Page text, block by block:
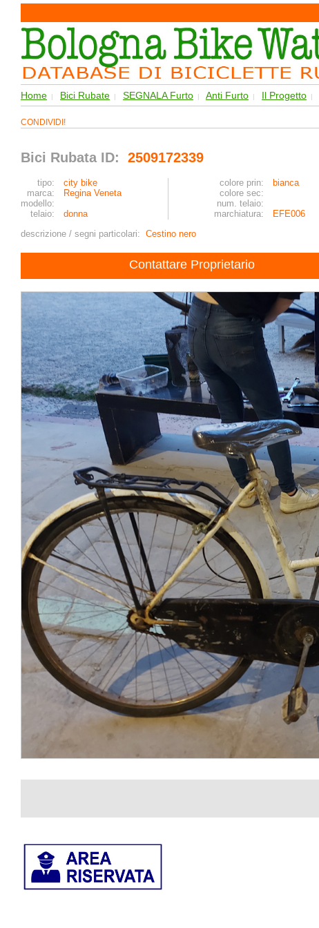
Home | Bici Rubate | SEGNALA Furto | Anti Furto | Il Progetto |
CONDIVIDI!
Bici Rubata ID: 2509172339
tipo: city bike colore prin: bianca
marca:
Regina Veneta colore sec:
modello:
num. telaio:
telaio:
donna marchiatura:
EFE006
descrizione / segni particolari: Cestino nero
Contattare Proprietario